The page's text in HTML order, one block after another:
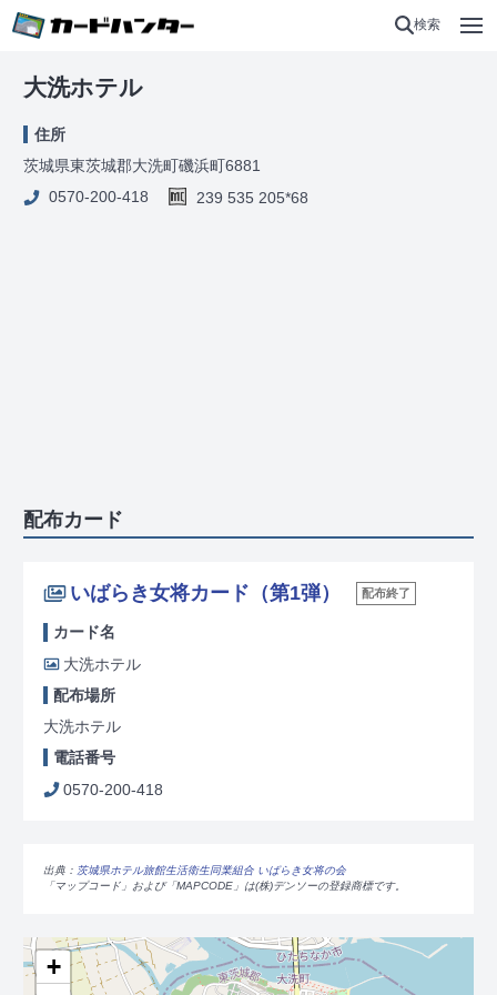
検索
大洗ホテル
住所
茨城県東茨城郡大洗町磯浜町6881
0570-200-418
239 535 205*68
配布カード
いばらき女将カード（第1弾） 配布終了
カード名
大洗ホテル
配布場所
大洗ホテル
電話番号
0570-200-418
出典： 茨城県ホテル旅館生活衛生同業組合 いばらき女将の会
「マップコード」および「MAPCODE」は(株)デンソーの登録商標です。
+